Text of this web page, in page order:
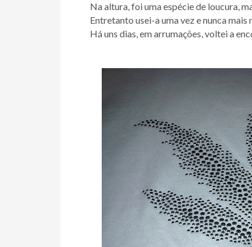
Na altura, foi uma espécie de loucura,
Entretanto usei-a uma vez e nunca
Há uns dias, em arrumações, voltei a